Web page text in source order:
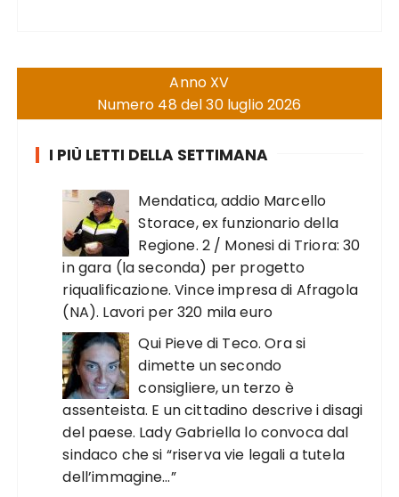
Anno XV
Numero 48 del 30 luglio 2026
I PIÙ LETTI DELLA SETTIMANA
Mendatica, addio Marcello
Storace, ex funzionario della
Regione. 2 / Monesi di Triora: 30
in gara (la seconda) per progetto
riqualificazione. Vince impresa di Afragola
(NA). Lavori per 320 mila euro
Qui Pieve di Teco. Ora si
dimette un secondo
consigliere, un terzo è
assenteista. E un cittadino descrive i disagi
del paese. Lady Gabriella lo convoca dal
sindaco che si “riserva vie legali a tutela
dell’immagine…”